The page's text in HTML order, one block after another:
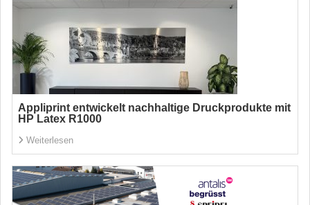
Appliprint entwickelt nachhaltige Druckprodukte mit
HP Latex R1000
Weiterlesen